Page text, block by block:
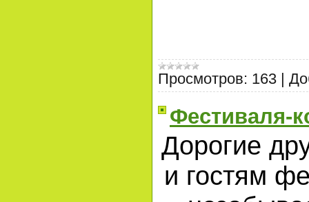
Просмотров: 163 |
Фестиваля-
Дорогие
и гостям